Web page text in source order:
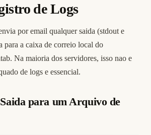
de Logs
por email qualquer saida (stdout e
para a caixa de correio local do
Na maioria dos servidores, isso nao e
de logs e essencial.
para um Arquivo de